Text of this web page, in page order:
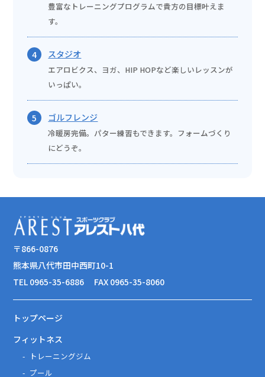
豊富なトレーニングプログラムで貴方の目標叶えま
す。
4 スタジオ
エアロビクス、ヨガ、HIP HOPなど楽しいレッスンが
いっぱい。
5 ゴルフレンジ
冷暖房完備。パター練習もできます。フォームづくり
にどうぞ。
〒866-0876
熊本県八代市田中西町10-1
TEL 0965-35-6886
FAX 0965-35-8060
トップページ
フィットネス
トレーニングジム
プール